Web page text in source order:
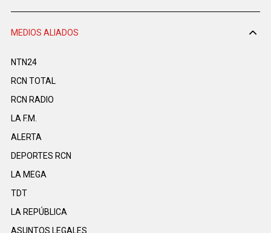
MEDIOS ALIADOS
NTN24
RCN TOTAL
RCN RADIO
LA F.M.
ALERTA
DEPORTES RCN
LA MEGA
TDT
LA REPÚBLICA
ASUNTOS LEGALES